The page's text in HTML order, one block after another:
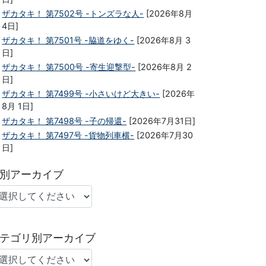
ザカタキ！ 第7502号 -トンズラな人- [2026年8月
4日]
ザカタキ！ 第7501号 -脇道をゆく- [2026年8月 3
日]
ザカタキ！ 第7500号 -寄生迎撃型- [2026年8月 2
日]
ザカタキ！ 第7499号 -小さいけど大きい- [2026年
8月 1日]
ザカタキ！ 第7498号 -子の帰還- [2026年7月31日]
ザカタキ！ 第7497号 -貨物列車横- [2026年7月30
日]
アーカイブ
ゴリ別アーカイブ